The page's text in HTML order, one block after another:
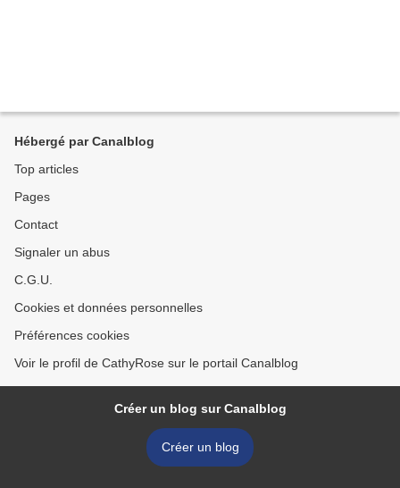
Hébergé par Canalblog
Top articles
Pages
Contact
Signaler un abus
C.G.U.
Cookies et données personnelles
Préférences cookies
Voir le profil de CathyRose sur le portail Canalblog
Créer un blog sur Canalblog
Créer un blog